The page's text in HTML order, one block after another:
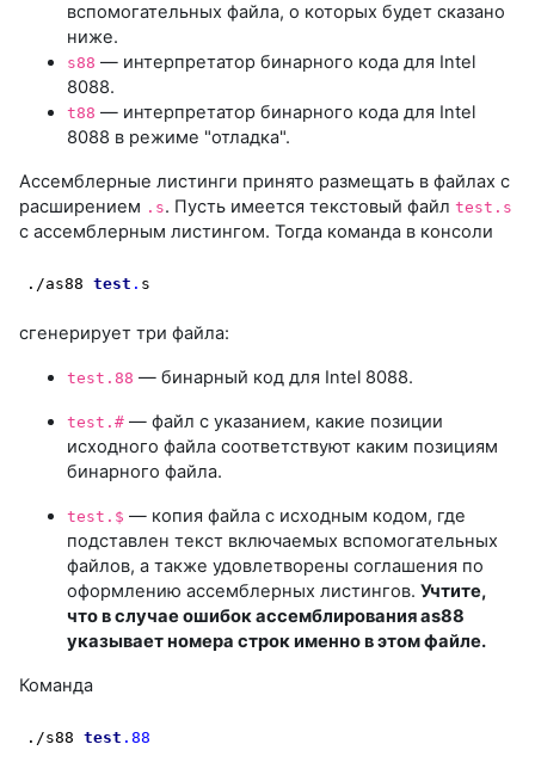
вспомогательных файла, о которых будет сказано
ниже.
s88 — интерпретатор бинарного кода для Intel
8088.
t88 — интерпретатор бинарного кода для Intel
8088 в режиме "отладка".
Ассемблерные листинги принято размещать в файлах с
расширением .s. Пусть имеется текстовый файл test.s
с ассемблерным листингом. Тогда команда в консоли
./as88 test . s
сгенерирует три файла:
test.88 — бинарный код для Intel 8088.
test.# — файл с указанием, какие позиции
исходного файла соответствуют каким позициям
бинарного файла.
test.$ — копия файла с исходным кодом, где
подставлен текст включаемых вспомогательных
файлов, а также удовлетворены соглашения по
оформлению ассемблерных листингов. Учтите,
что в случае ошибок ассемблирования as88
указывает номера строк именно в этом файле.
Команда
./s88 test .88